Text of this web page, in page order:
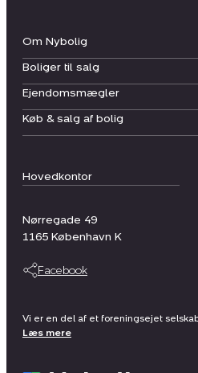
Hovedkontor
Nørregade 49
1165 København K
Facebook
Om Nybolig
Boliger til salg
Ejendomsmægler
Køb & salg af bolig
Vi er en del af et foreningsejet
Læs mere